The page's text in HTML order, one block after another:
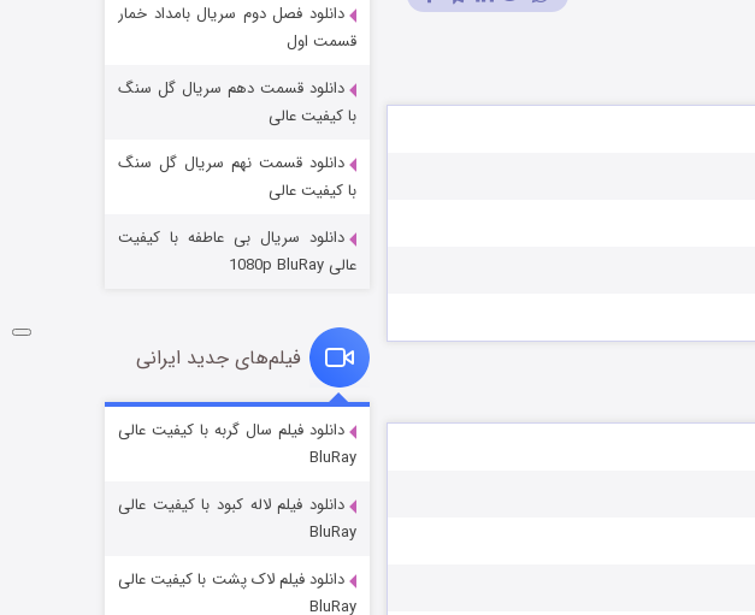
شکست استوارت در نجات جهان
قسمت ۷ (زیرنویس) منتشر شد
شوگر فصل ۲
قسمت
دانلود فصل دوم سریال بامداد خمار
قسمت اول
دانلود قسمت دهم سریال گل سنگ
با کیفیت عالی
دانلود قسمت نهم سریال گل سنگ
با کیفیت عالی
دانلود سریال بی عاطفه با کیفیت
عالی 1080p BluRay
فیلم‌های جدید ایرانی
دانلود فیلم سال گربه با کیفیت عالی
BluRay
دانلود فیلم لاله کبود با کیفیت عالی
BluRay
دانلود فیلم لاک پشت با کیفیت عالی
BluRay